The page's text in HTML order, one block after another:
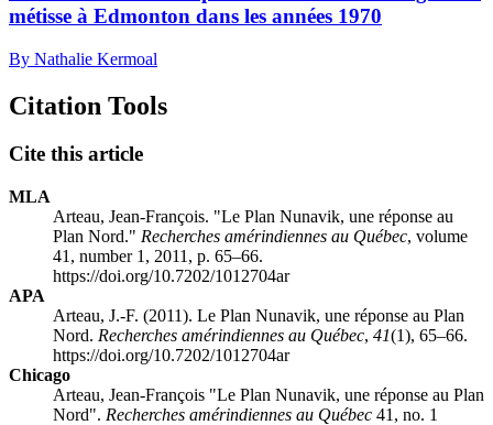
métisse à Edmonton dans les années 1970
By Nathalie Kermoal
Citation Tools
Cite this article
MLA
Arteau, Jean-François. "Le Plan Nunavik, une réponse au
Plan Nord." Recherches amérindiennes au Québec, volume
41, number 1, 2011, p. 65–66.
https://doi.org/10.7202/1012704ar
APA
Arteau, J.-F. (2011). Le Plan Nunavik, une réponse au Plan
Nord. Recherches amérindiennes au Québec, 41(1), 65–66.
https://doi.org/10.7202/1012704ar
Chicago
Arteau, Jean-François "Le Plan Nunavik, une réponse au Plan
Nord". Recherches amérindiennes au Québec 41, no. 1